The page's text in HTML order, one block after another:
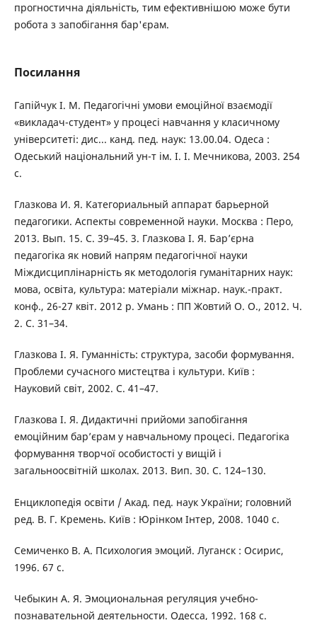
прогностична діяльність, тим ефективнішою може бути
робота з запобігання бар'єрам.
Посилання
Гапійчук І. М. Педагогічні умови емоційної взаємодії
«викладач-студент» у процесі навчання у класичному
університеті: дис... канд. пед. наук: 13.00.04. Одеса :
Одеський національний ун-т ім. І. І. Мечникова, 2003. 254
с.
Глазкова И. Я. Категориальный аппарат барьерной
педагогики. Аспекты современной науки. Москва : Перо,
2013. Вып. 15. С. 39–45. 3. Глазкова І. Я. Бар’єрна
педагогіка як новий напрям педагогічної науки
Міждисциплінарність як методологія гуманітарних наук:
мова, освіта, культура: матеріали міжнар. наук.-практ.
конф., 26-27 квіт. 2012 р. Умань : ПП Жовтий О. О., 2012. Ч.
2. С. 31–34.
Глазкова І. Я. Гуманність: структура, засоби формування.
Проблеми сучасного мистецтва і культури. Київ :
Науковий світ, 2002. С. 41–47.
Глазкова І. Я. Дидактичні прийоми запобігання
емоційним бар’єрам у навчальному процесі. Педагогіка
формування творчої особистості у вищій і
загальноосвітній школах. 2013. Вип. 30. С. 124–130.
Енциклопедія освіти / Акад. пед. наук України; головний
ред. В. Г. Кремень. Київ : Юрінком Інтер, 2008. 1040 с.
Семиченко В. А. Психология эмоций. Луганск : Осирис,
1996. 67 с.
Чебыкин А. Я. Эмоциональная регуляция учебно-
познавательной деятельности. Одесса, 1992. 168 с.